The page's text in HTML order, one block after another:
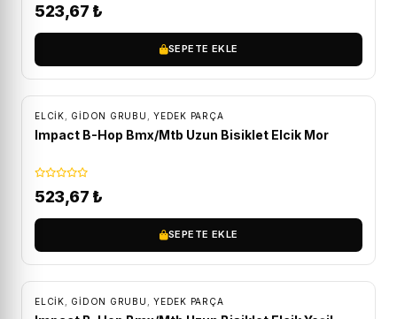
523,67 ₺
SEPETE EKLE
ELCIK GIDON GRUBU YEDEK PARÇA
Impact B-Hop Bmx/Mtb Uzun Bisiklet Elcik Mor
523,67 ₺
SEPETE EKLE
ELCIK GIDON GRUBU YEDEK PARÇA